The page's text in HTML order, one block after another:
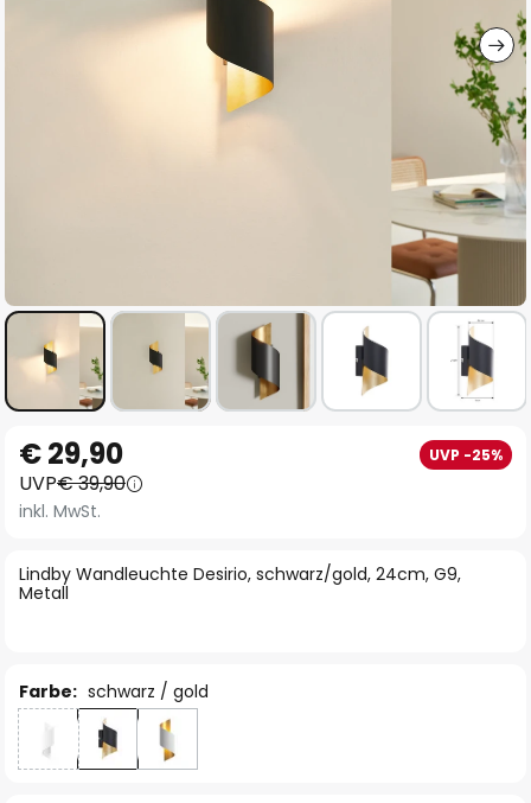
Anfang
der
Bildgalerie
Lindby Wandleuchte Desirio, schwarz/gold, 24cm, G9,
Metall
€ 29,90 UVP -25%
UVP€ 39,90
inkl. MwSt.
Farbe: schwarz / gold